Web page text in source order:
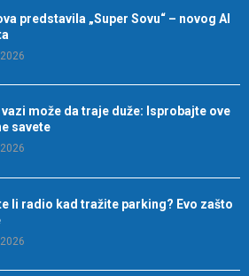
predstavila „Super Sovu“ – novog AI
vazi može da traje duže: Isprobajte ove
savete
li radio kad tražite parking? Evo zašto